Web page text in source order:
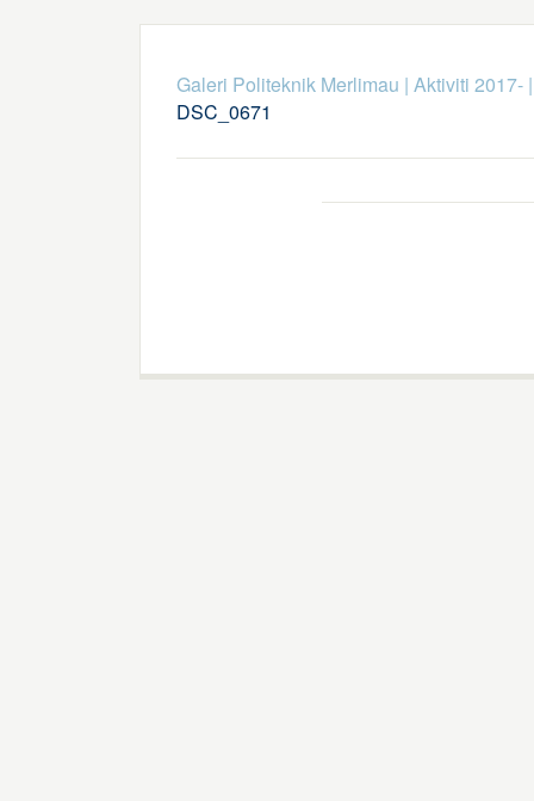
Galeri Politeknik Merlimau | Aktiviti 2017-
DSC_0671